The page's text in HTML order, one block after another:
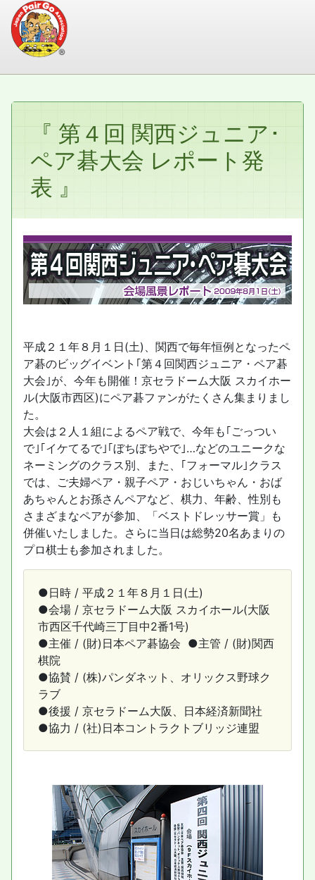
『 第４回 関西ジュニア･
ペア碁大会 レポート発
表 』
平成２１年８月１日(土)、関西で毎年恒例となったペ
ア碁のビッグイベント｢第４回関西ジュニア・ペア碁
大会｣が、今年も開催！京セラドーム大阪 スカイホー
ル(大阪市西区)にペア碁ファンがたくさん集まりまし
た。
大会は２人１組によるペア戦で、今年も｢ごっつい
で｣｢イケてるで｣｢ぼちぼちやで｣…などのユニークな
ネーミングのクラス別、また、｢フォーマル｣クラス
では、ご夫婦ペア・親子ペア・おじいちゃん・おば
あちゃんとお孫さんペアなど、棋力、年齢、性別も
さまざまなペアが参加、「ベストドレッサー賞」も
併催いたしました。さらに当日は総勢20名あまりの
プロ棋士も参加されました。
●日時 / 平成２１年８月１日(土)
●会場 / 京セラドーム大阪 スカイホール(大阪
市西区千代崎三丁目中2番1号)
●主催 / (財)日本ペア碁協会 ●主管 / (財)関西
棋院
●協賛 / (株)パンダネット、オリックス野球ク
ラブ
●後援 / 京セラドーム大阪、日本経済新聞社
●協力 / (社)日本コントラクトブリッジ連盟